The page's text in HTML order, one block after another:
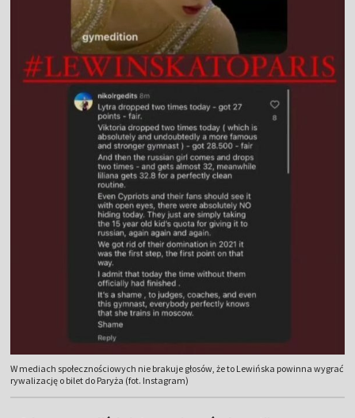
W mediach społecznościowych nie brakuje głosów, że to Lewińska powinna wygrać
rywalizację o bilet do Paryża (fot. Instagram)